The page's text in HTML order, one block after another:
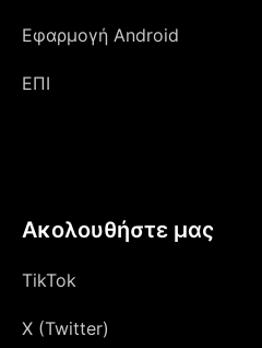
Εφαρμογή Android
ΕΠΙ
Ακολουθήστε μας
TikTok
X (Twitter)